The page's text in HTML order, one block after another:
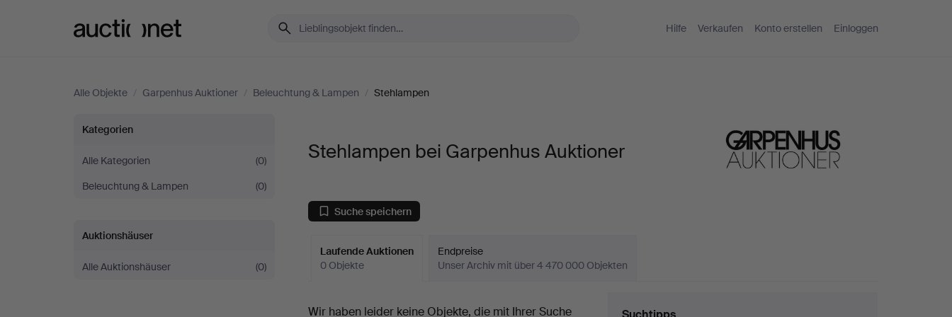
Hilfe Verkaufen Konto erstellen Einloggen
Alle Objekte / Garpenhus Auktioner / Beleuchtung & Lampen / Stehlampen
Stehlampen
bei
Garpenhus
Auktioner
Kategorien
Alle Kategorien
(0)
Beleuchtung & Lampen
(0)
Auktionshäuser
Alle Auktionshäuser (0)
Stehlampen bei Garpenhus Auktioner
Suche speichern
Laufende Auktionen
0 Objekte
Endpreise
Unser Archiv mit über 4 470 000 Objekten
Laufende
Wir haben leider keine Objekte, die mit Ihrer Suche